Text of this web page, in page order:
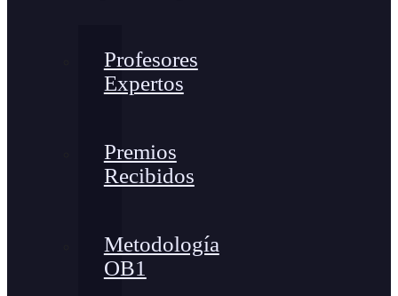
Profesores
Expertos
Premios
Recibidos
Metodología
OB1